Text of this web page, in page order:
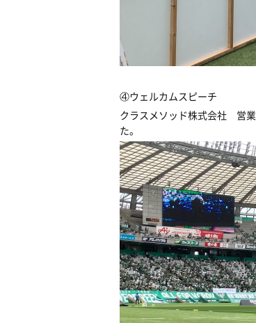
④ウェルカムスピーチ
クラスメソッド株式会社 営
た。